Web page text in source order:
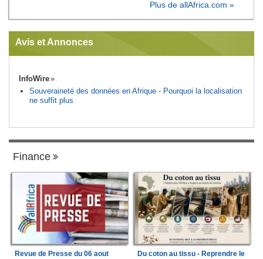
Plus de allAfrica.com »
Avis et Annonces
InfoWire
Souveraineté des données en Afrique - Pourquoi la localisation
ne suffit plus
Finance
Revue de Presse du 06 aout
Du coton au tissu - Reprendre le